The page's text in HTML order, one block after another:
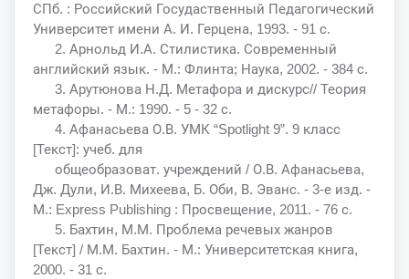
СПб. : Российский Госудаственный Педагогический
Университет имени А. И. Герцена, 1993. - 91 с.
2. Арнольд И.А. Стилистика. Современный
английский язык. - М.: Флинта; Наука, 2002. - 384 с.
3. Арутюнова Н.Д. Метафора и дискурс// Теория
метафоры. - М.: 1990. - 5 - 32 с.
4. Афанасьева О.В. УМК “Spotlight 9”. 9 класс
[Текст]: учеб. для
общеобразоват. учреждений / О.В. Афанасьева,
Дж. Дули, И.В. Михеева, Б. Оби, В. Эванс. - 3-е изд. -
М.: Express Publishing : Просвещение, 2011. - 76 с.
5. Бахтин, М.М. Проблема речевых жанров
[Текст] / М.М. Бахтин. - М.: Университетская книга,
2000. - 31 с.